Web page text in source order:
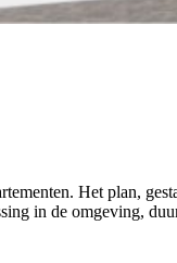
Het plan,
in de omgeving,